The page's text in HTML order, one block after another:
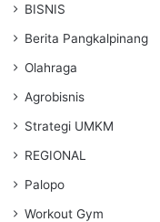
BISNIS
Berita Pangkalpinang
Olahraga
Agrobisnis
Strategi UMKM
REGIONAL
Palopo
Workout Gym